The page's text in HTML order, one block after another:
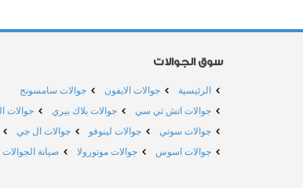
سوق الجوالات
الرئيسية جوالات الايفون
جوالات سامسونج
جوالات اتش تي سي
جوالات بلاك بيري
جوالات
جوالات سوني
جوالات لينوفو جوالات ال جي
جوالات اسوس
جوالات موتورولا صيانة الجوالات